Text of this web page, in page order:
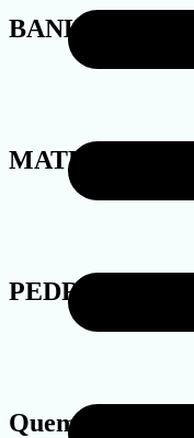
BANHO
MATERIAL
PEDRA
Quem viu este